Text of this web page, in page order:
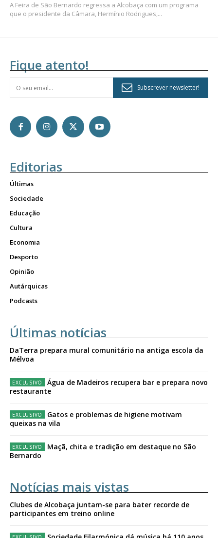
A Feira de São Bernardo regressa a Alcobaça com um programa
que o presidente da Câmara, Hermínio Rodrigues,...
Fique atento!
Subscrever newsletter!
Editorias
Últimas
Sociedade
Educação
Cultura
Economia
Desporto
Opinião
Autárquicas
Podcasts
Últimas notícias
DaTerra prepara mural comunitário na antiga escola da
Mélvoa
Água de Madeiros recupera bar e prepara novo
restaurante
Gatos e problemas de higiene motivam
queixas na vila
Maçã, chita e tradição em destaque no São
Bernardo
Notícias mais vistas
Clubes de Alcobaça juntam-se para bater recorde de
participantes em treino online